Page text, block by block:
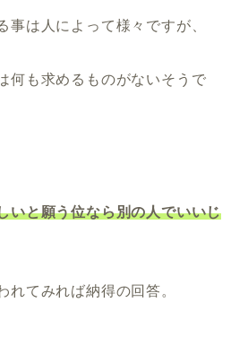
事は人によって様々ですが、
何も求めるものがないそうで
いと願う位なら別の人でいいじ
れてみれば納得の回答。